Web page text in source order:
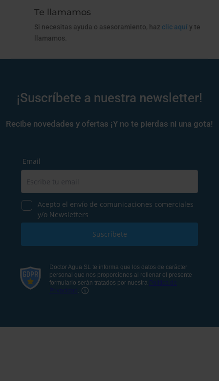
Te llamamos
Si necesitas ayuda o asesoramiento, haz clic aquíy te
llamamos.
¡Suscríbete a nuestra newsletter!
Recibe novedades y ofertas ¡Y no te pierdas ni una gota!